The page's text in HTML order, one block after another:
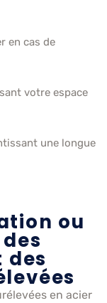
en cas de
votre espace
une longue
ou
des
en acier